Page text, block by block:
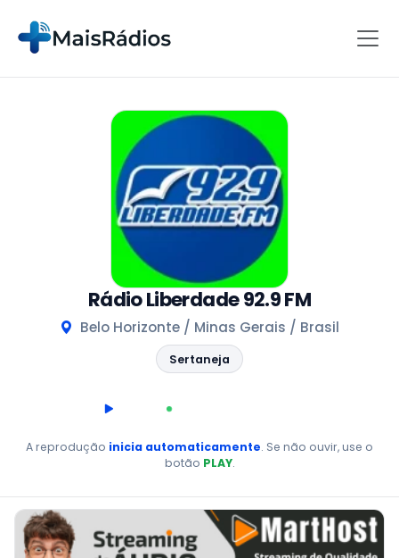
Rádio Liberdade 92.9 FM
Belo Horizonte / Minas Gerais / Brasil
Sertaneja
AO VIVO
A reprodução inicia automaticamente. Se não ouvir, use o
botão PLAY.